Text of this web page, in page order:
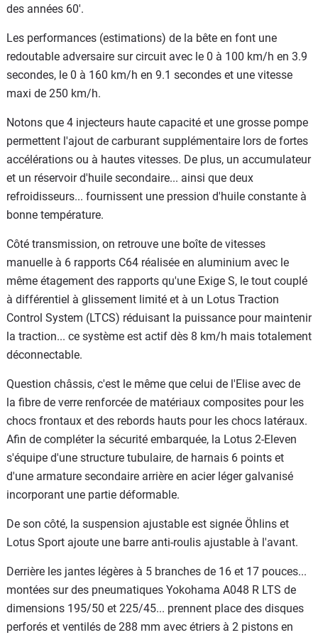
des années 60'.
Les performances (estimations) de la bête en font une
redoutable adversaire sur circuit avec le 0 à 100 km/h en 3.9
secondes, le 0 à 160 km/h en 9.1 secondes et une vitesse
maxi de 250 km/h.
Notons que 4 injecteurs haute capacité et une grosse pompe
permettent l'ajout de carburant supplémentaire lors de fortes
accélérations ou à hautes vitesses. De plus, un accumulateur
et un réservoir d'huile secondaire... ainsi que deux
refroidisseurs... fournissent une pression d'huile constante à
bonne température.
Côté transmission, on retrouve une boîte de vitesses
manuelle à 6 rapports C64 réalisée en aluminium avec le
même étagement des rapports qu'une Exige S, le tout couplé
à différentiel à glissement limité et à un Lotus Traction
Control System (LTCS) réduisant la puissance pour maintenir
la traction... ce système est actif dès 8 km/h mais totalement
déconnectable.
Question châssis, c'est le même que celui de l'Elise avec de
la fibre de verre renforcée de matériaux composites pour les
chocs frontaux et des rebords hauts pour les chocs latéraux.
Afin de compléter la sécurité embarquée, la Lotus 2-Eleven
s'équipe d'une structure tubulaire, de harnais 6 points et
d'une armature secondaire arrière en acier léger galvanisé
incorporant une partie déformable.
De son côté, la suspension ajustable est signée Öhlins et
Lotus Sport ajoute une barre anti-roulis ajustable à l'avant.
Derrière les jantes légères à 5 branches de 16 et 17 pouces...
montées sur des pneumatiques Yokohama A048 R LTS de
dimensions 195/50 et 225/45... prennent place des disques
perforés et ventilés de 288 mm avec étriers à 2 pistons en